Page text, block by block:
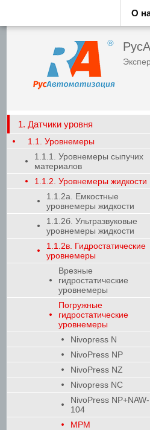
О
1. Датчики уровня
1.1. Уровнемеры
1.1.1. Уровнемеры сыпучих
материалов
1.1.2. Уровнемеры жидкости
1.1.2а. Емкостные
уровнемеры жидкости
1.1.2б. Ультразвуковые
уровнемеры жидкости
1.1.2в. Гидростатические
уровнемеры
Врезные
гидростатические
уровнемеры
Погружные
гидростатические
уровнемеры
Nivopress N
NivoPress NP
NivoPress NZ
Nivopress NC
NivoPress NP+NAW-
104
MPM